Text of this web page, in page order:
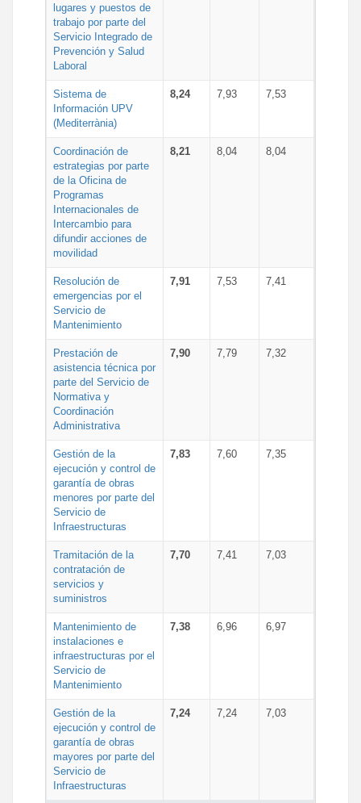
lugares y puestos de
trabajo por parte del
Servicio Integrado de
Prevención y Salud
Laboral
Sistema de
Información UPV
(Mediterrània)
8,24 7,93 7,53
Coordinación de
estrategias por parte
de la Oficina de
Programas
Internacionales de
Intercambio para
difundir acciones de
movilidad
8,21 8,04 8,04
Resolución de
emergencias por el
Servicio de
Mantenimiento
7,91 7,53 7,41
Prestación de
asistencia técnica por
parte del Servicio de
Normativa y
Coordinación
Administrativa
7,90 7,79 7,32
Gestión de la
ejecución y control de
garantía de obras
menores por parte del
Servicio de
Infraestructuras
7,83 7,60 7,35
Tramitación de la
contratación de
servicios y
suministros
7,70 7,41 7,03
Mantenimiento de
instalaciones e
infraestructuras por el
Servicio de
Mantenimiento
7,38 6,96 6,97
Gestión de la
ejecución y control de
garantía de obras
mayores por parte del
Servicio de
Infraestructuras
7,24 7,24 7,03